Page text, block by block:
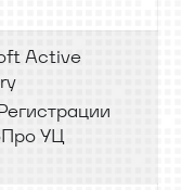
Active
УЦ